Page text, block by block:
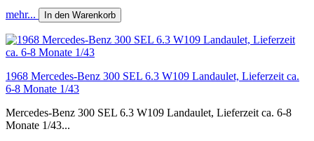
mehr... In den Warenkorb
1968 Mercedes-Benz 300 SEL 6.3 W109 Landaulet, Lieferzeit ca.
6-8 Monate 1/43
Mercedes-Benz 300 SEL 6.3 W109 Landaulet, Lieferzeit ca. 6-8
Monate 1/43...